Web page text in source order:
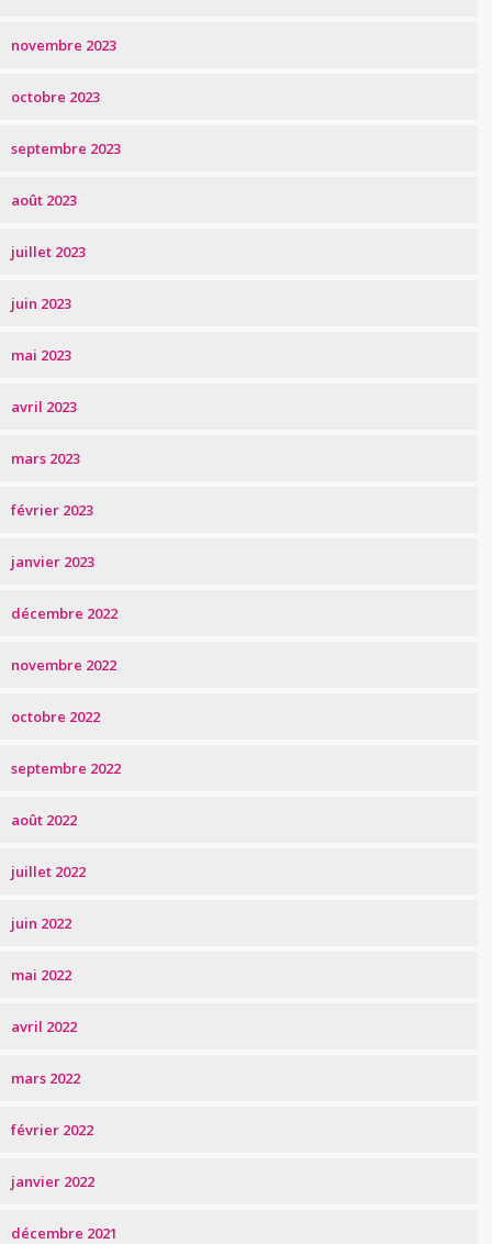
novembre 2023
octobre 2023
septembre 2023
août 2023
juillet 2023
juin 2023
mai 2023
avril 2023
mars 2023
février 2023
janvier 2023
décembre 2022
novembre 2022
octobre 2022
septembre 2022
août 2022
juillet 2022
juin 2022
mai 2022
avril 2022
mars 2022
février 2022
janvier 2022
décembre 2021